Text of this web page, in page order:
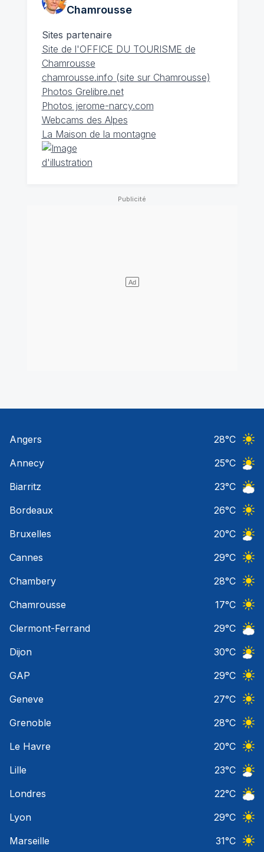
Chamrousse
Sites partenaire
Site de l'OFFICE DU TOURISME de
Chamrousse
chamrousse.info (site sur Chamrousse)
Photos Grelibre.net
Photos jerome-narcy.com
Webcams des Alpes
La Maison de la montagne
Angers 28°C
Annecy
25°C
Biarritz
23°C
Bordeaux
26°C
Bruxelles
20°C
Cannes
29°C
Chambery
28°C
Chamrousse
17°C
Clermont-Ferrand
29°C
Dijon
30°C
GAP
29°C
Geneve
27°C
Grenoble
28°C
Le Havre
20°C
Lille
23°C
Londres
22°C
Lyon
29°C
Marseille
31°C